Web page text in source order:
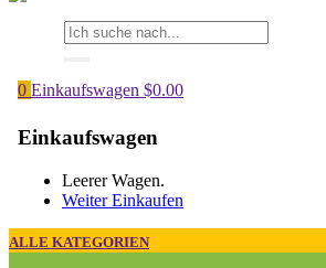
0 Einkaufswagen $0.00
Einkaufswagen
Leerer Wagen.
Weiter Einkaufen
ALLE KATEGORIEN